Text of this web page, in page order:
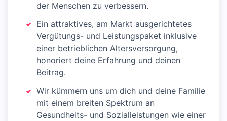
der Menschen zu verbessern.
Ein attraktives, am Markt ausgerichtetes
Vergütungs- und Leistungspaket inklusive
einer betrieblichen Altersversorgung,
honoriert deine Erfahrung und deinen
Beitrag.
Wir kümmern uns um dich und deine Familie
mit einem breiten Spektrum an
Gesundheits- und Sozialleistungen wie einer